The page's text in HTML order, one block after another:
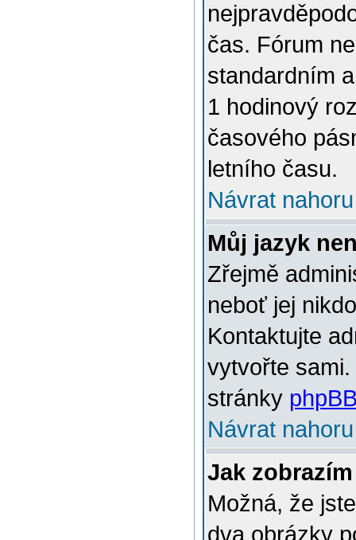
čas. Fórum
standardním
1 hodinový
časového
letního času.
Návrat nahoru
Můj jazyk
Zřejmě
neboť jej
Kontaktujte
vytvořte
stránky
Návrat nahoru
Jak
Možná, že
dva obrázky